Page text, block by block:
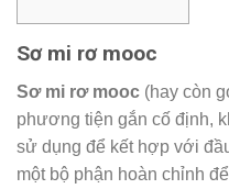
Sơ mi rơ mooc
Sơ mi rơ mooc (hay còn
phương tiện gắn cố định,
sử dụng để kết hợp với
một bộ phận hoàn chỉnh